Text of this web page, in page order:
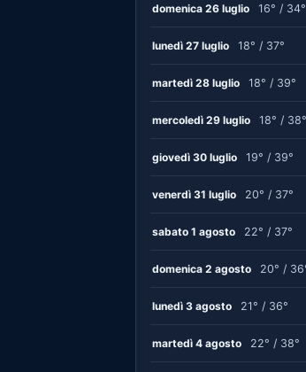
domenica 26 luglio 16° / 34°
lunedì 27 luglio 18° / 37°
martedì 28 luglio 18° / 39°
mercoledì 29 luglio 18° / 38°
giovedì 30 luglio 19° / 39°
venerdì 31 luglio 20° / 37°
sabato 1 agosto 22° / 37°
domenica 2 agosto 20° /
lunedì 3 agosto 21° / 36°
martedì 4 agosto 22° / 38°